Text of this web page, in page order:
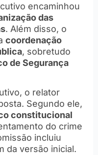
encaminhou
das
. Além disso, o
coordenação
, sobretudo
de Segurança
o relator
Segundo ele,
constitucional
do crime
incluiu
da versão inicial.